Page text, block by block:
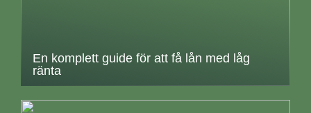
En komplett guide för att få lån med låg
ränta